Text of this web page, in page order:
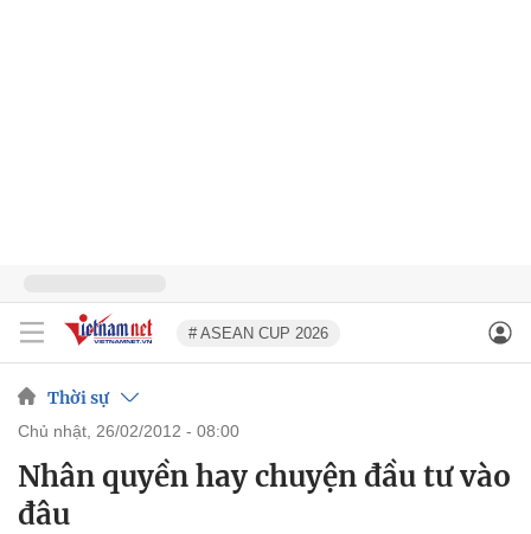
# ASEAN CUP 2026
Thời sự
chủ nhật, 26/02/2012 - 08:00
Nhân quyền hay chuyện đầu tư vào
đâu